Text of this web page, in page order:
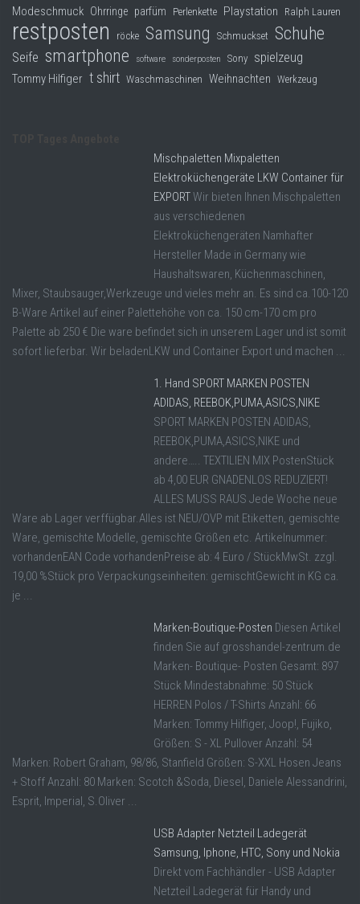
Modeschmuck Ohrringe parfüm Perlenkette Playstation Ralph Lauren
restposten röcke Samsung Schmuckset Schuhe
Seife smartphone software sonderposten Sony spielzeug
Tommy Hilfiger t shirt Waschmaschinen Weihnachten Werkzeug
Mischpaletten Mixpaletten
Elektroküchengeräte LKW Container für
EXPORTWir bieten Ihnen Mischpaletten
aus verschiedenen
Elektroküchengeräten Namhafter
Hersteller Made in Germany wie
Haushaltswaren, Küchenmaschinen,
Mixer, Staubsauger,Werkzeuge und vieles mehr an. Es sind ca.100-120
B-Ware Artikel auf einer Palettehöhe von ca. 150 cm-170 cm pro
Palette ab 250 € Die ware befindet sich in unserem Lager und ist somit
sofort lieferbar. Wir beladenLKW und Container Export und machen ...
1. Hand SPORT MARKEN POSTEN
ADIDAS, REEBOK,PUMA,ASICS,NIKE
SPORT MARKEN POSTEN ADIDAS,
REEBOK,PUMA,ASICS,NIKE und
andere….. TEXTILIEN MIX PostenStück
ab 4,00 EUR GNADENLOS REDUZIERT!
ALLES MUSS RAUS Jede Woche neue
Ware ab Lager verffügbar.Alles ist NEU/OVP mit Etiketten, gemischte
Ware, gemischte Modelle, gemischte Größen etc. Artikelnummer:
vorhandenEAN Code vorhandenPreise ab: 4 Euro / StückMwSt. zzgl.
19,00 %Stück pro Verpackungseinheiten: gemischtGewicht in KG ca.
je ...
Marken-Boutique-Posten Diesen Artikel
finden Sie auf grosshandel-zentrum.de
Marken- Boutique- Posten Gesamt: 897
Stück Mindestabnahme: 50 Stück
HERREN Polos / T-Shirts Anzahl: 66
Marken: Tommy Hilfiger, Joop!, Fujiko,
Größen: S - XL Pullover Anzahl: 54
Marken: Robert Graham, 98/86, Stanfield Größen: S-XXL Hosen Jeans
+ Stoff Anzahl: 80 Marken: Scotch &Soda, Diesel, Daniele Alessandrini,
Esprit, Imperial, S.Oliver ...
USB Adapter Netzteil Ladegerät
Samsung, Iphone, HTC, Sony und Nokia
Direkt vom Fachhändler - USB Adapter
Netzteil Ladegerät für Handy und